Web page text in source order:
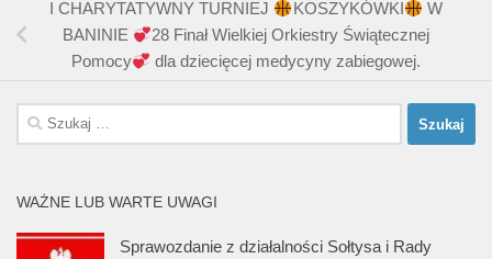
I CHARYTATYWNY TURNIEJ KOSZYKÓWKI
W
BANINIE
28 Finał Wielkiej Orkiestry Świątecznej
Pomocy
dla dziecięcej medycyny zabiegowej.
Szukaj:
WAŻNE LUB WARTE UWAGI
Sprawozdanie z działalności Sołtysa i Rady